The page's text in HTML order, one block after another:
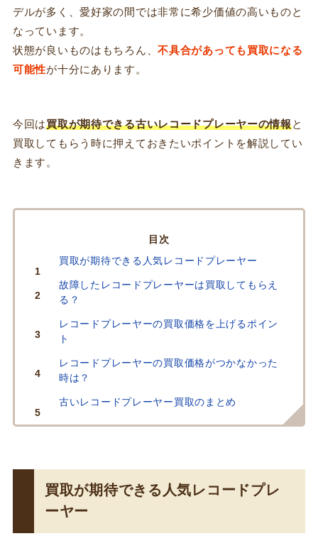
デルが多く、愛好家の間では非常に希少価値の高いものと
なっています。
状態が良いものはもちろん、不具合があっても買取になる
可能性が十分にあります。
今回は買取が期待できる古いレコードプレーヤーの情報と
買取してもらう時に押えておきたいポイントを解説してい
きます。
INDEX
買取が期待できる人気レコードプレーヤー
故障したレコードプレーヤーは買取してもらえ
る？
レコードプレーヤーの買取価格を上げるポイン
ト
レコードプレーヤーの買取価格がつかなかった
時は？
古いレコードプレーヤー買取のまとめ
買取が期待できる人気レコードプレ
ーヤー